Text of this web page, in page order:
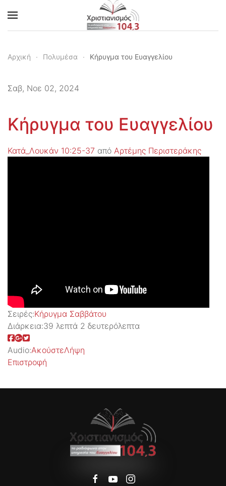
Skip to main content
Αρχική Πολυμέσα Κήρυγμα του Ευαγγελίου
Σαβ, Νοε 02, 2024
Κήρυγμα του Ευαγγελίου
Κατά_Λουκάν 10:25-37 από Αρτέμης Περιστεράκης
Σειρές:Kήρυγμα Σαββάτου
Διάρκεια:39 λεπτά 2 δευτερόλεπτα
Audio:ΑκούστεΛήψη
Επιστροφή